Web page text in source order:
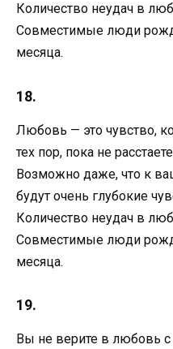
Количество неудач в
Совместимые люди
месяца.
18.
Любовь — это чувство,
тех пор, пока не
Возможно даже, что к
будут очень глубокие
Количество неудач в
Совместимые люди
месяца.
19.
Вы не верите в любовь